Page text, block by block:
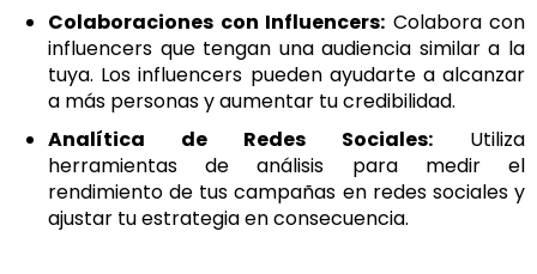
Colaboraciones con Influencers: Colabora con
influencers que tengan una audiencia similar a la
tuya. Los influencers pueden ayudarte a alcanzar
a más personas y aumentar tu credibilidad.
Analítica de Redes Sociales: Utiliza
herramientas de análisis para medir el
rendimiento de tus campañas en redes sociales y
ajustar tu estrategia en consecuencia.